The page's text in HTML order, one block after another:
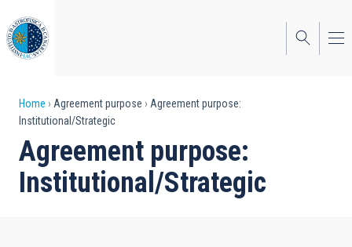
to
main
content
Breadcrumb
Home Agreement purpose
Agreement purpose:
Institutional/Strategic
Agreement purpose:
Institutional/Strategic